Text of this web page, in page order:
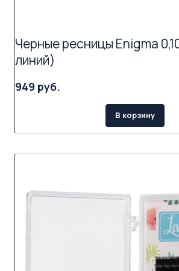
Черные ресницы Enigma
линий)
949 руб.
В корзину